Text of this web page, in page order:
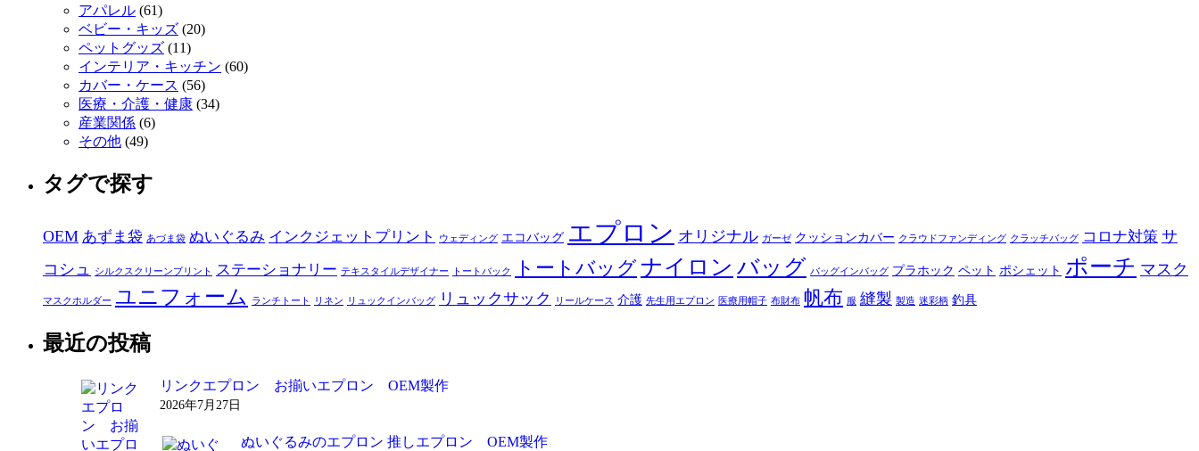
アパレル (61)
ベビー・キッズ (20)
ペットグッズ (11)
インテリア・キッチン (60)
カバー・ケース (56)
医療・介護・健康 (34)
産業関係 (6)
その他 (49)
タグで探す
OEM あずま袋 あづま袋 ぬいぐるみ インクジェットプリント ウェディング エコバッグ エプロン オリジナル ガーゼ クッションカバー クラウドファンディング クラッチバッグ コロナ対策 サ
コシュ
シルクスクリーンプリント ステーショナリー テキスタイルデザイナー トートバック トートバッグナイロン バッグ バッグインバッグ プラホック ペット ポシェット ポーチ マスク
マスクホルダー ユニフォーム ランチトート リネン リュックインバッグ リュックサック リールケース 介護 先生用エプロン 医療用帽子 布財布 帆布 服 縫製 製造 迷彩柄 釣具
最近の投稿
リンクエプロン お揃いエプロン OEM製作
2026年7月27日
ぬいぐるみのエプロン 推しエプロン OEM製作